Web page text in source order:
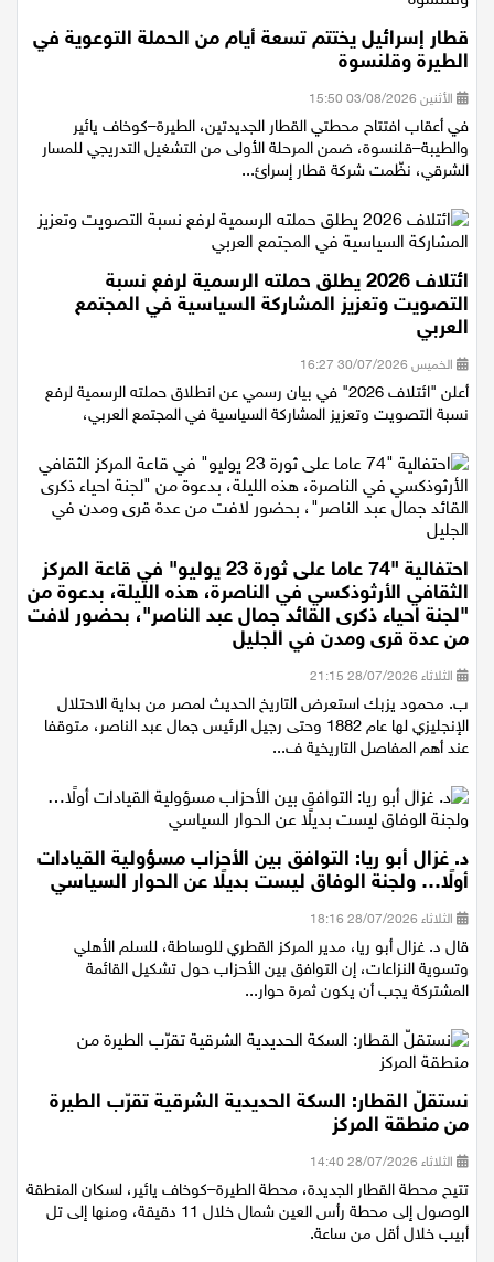
مجلة الحمرا
جمال وازياء
تكنولوجيا
فن
ستوديو انتخابات 2022
قطار إسرائيل يختتم تسعة أيام من الحملة التوعوية في
الطيرة وقلنسوة
الأثنين 03/08/2026 15:50
في أعقاب افتتاح محطتي القطار الجديدتين، الطيرة–كوخاف يائير
والطيبة–قلنسوة، ضمن المرحلة الأولى من التشغيل التدريجي للمسار
الشرقي، نظّمت شركة قطار إسرائ...
ائتلاف 2026 يطلق حملته الرسمية لرفع نسبة
التصويت وتعزيز المشاركة السياسية في المجتمع
العربي
الخميس 30/07/2026 16:27
أعلن "ائتلاف 2026" في بيان رسمي عن انطلاق حملته الرسمية لرفع
نسبة التصويت وتعزيز المشاركة السياسية في المجتمع العربي،
احتفالية "74 عاما على ثورة 23 يوليو" في قاعة المركز
الثقافي الأرثوذكسي في الناصرة، هذه الليلة، بدعوة من
"لجنة احياء ذكرى القائد جمال عبد الناصر"، بحضور لافت
من عدة قرى ومدن في الجليل
الثلاثاء 28/07/2026 21:15
ب. محمود يزبك استعرض التاريخ الحديث لمصر من بداية الاحتلال
الإنجليزي لها عام 1882 وحتى رجيل الرئيس جمال عبد الناصر، متوقفا
عند أهم المفاصل التاريخية ف...
د. غزال أبو ريا: التوافق بين الأحزاب مسؤولية القيادات
أولًا… ولجنة الوفاق ليست بديلًا عن الحوار السياسي
الثلاثاء 28/07/2026 18:16
قال د. غزال أبو ريا، مدير المركز القطري للوساطة، للسلم الأهلي
وتسوية النزاعات، إن التوافق بين الأحزاب حول تشكيل القائمة
المشتركة يجب أن يكون ثمرة حوار...
نستقلّ القطار: السكة الحديدية الشرقية تقرّب الطيرة
من منطقة المركز
الثلاثاء 28/07/2026 14:40
تتيح محطة القطار الجديدة، محطة الطيرة–كوخاف يائير، لسكان المنطقة
الوصول إلى محطة رأس العين شمال خلال 11 دقيقة، ومنها إلى تل
أبيب خلال أقل من ساعة.